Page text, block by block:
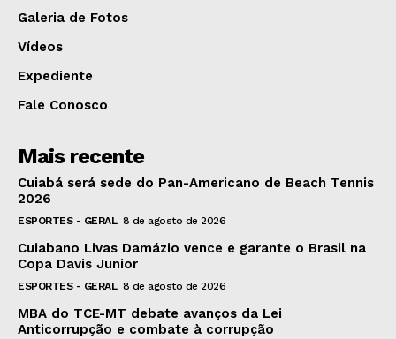
Galeria de Fotos
Vídeos
Expediente
Fale Conosco
Mais recente
Cuiabá será sede do Pan-Americano de Beach Tennis
2026
ESPORTES - GERAL 8 de agosto de 2026
Cuiabano Livas Damázio vence e garante o Brasil na
Copa Davis Junior
ESPORTES - GERAL 8 de agosto de 2026
MBA do TCE-MT debate avanços da Lei
Anticorrupção e combate à corrupção